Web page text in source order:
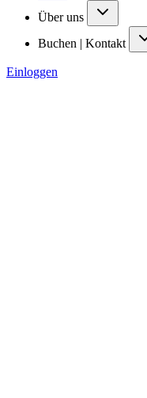
Über uns
Buchen | Kontakt
Einloggen